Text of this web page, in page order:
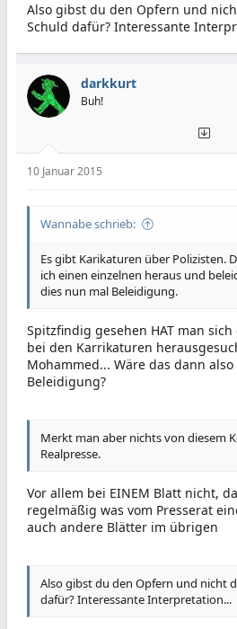
gruss kelle!
Also gibst du den Opfern und
Schuld dafür? Interessante
darkkurt
Buh!
10 Januar 2015
Wannabe schrieb:
Es gibt Karikaturen über Polizisten.
ich einen einzelnen heraus und
dies nun mal Beleidigung.
Spitzfindig gesehen HAT man
bei den Karrikaturen
Mohammed... Wäre das dann
Beleidigung?
Merkt man aber nichts von diesem
Realpresse.
Vor allem bei EINEM Blatt nicht,
regelmäßig was vom Presserat
auch andere Blätter im übrigen
Also gibst du den Opfern und nicht
dafür? Interessante Interpretation...